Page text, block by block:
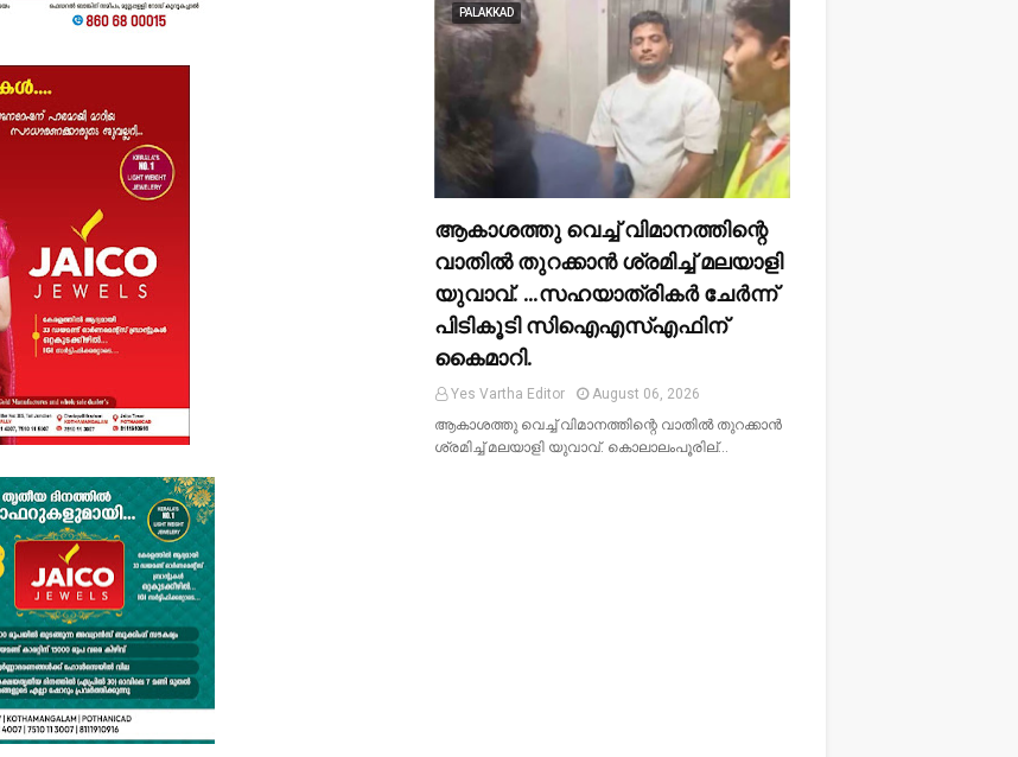
PALAKKAD
ആകാശത്തു വെച്ച് വിമാനത്തിന്റെ
വാതില്‍ തുറക്കാന്‍ ശ്രമിച്ച് മലയാളി
യുവാവ്. ...സഹയാത്രികര്‍ ചേര്‍ന്ന്
പിടികൂടി സിഐഎസ്എഫിന്
കൈമാറി.
Yes Vartha Editor
August 06, 2026
ആകാശത്തു വെച്ച് വിമാനത്തിന്റെ വാതില്‍ തുറക്കാന്‍
ശ്രമിച്ച് മലയാളി യുവാവ്. കൊലാലംപൂരില്…